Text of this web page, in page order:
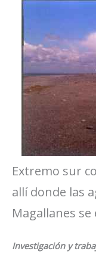
Extremo sur
allí donde las
Magallanes
Investigación y